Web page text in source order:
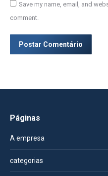
Save my name, email, and
comment.
Postar Comentário
Páginas
A empresa
categorias